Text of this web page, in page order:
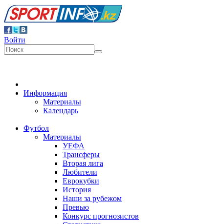
Войти
Информация
Материалы
Календарь
Футбол
Материалы
УЕФА
Трансферы
Вторая лига
Любители
Еврокубки
История
Наши за рубежом
Превью
Конкурс прогнозистов